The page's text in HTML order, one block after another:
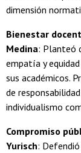
dimensión
Bienestar
Medina: Planteó
empatía y
sus académicos.
de
individualismo
Compromiso
Yurisch: